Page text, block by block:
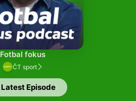
Fotbal fokus
ČT sport
Latest Episode